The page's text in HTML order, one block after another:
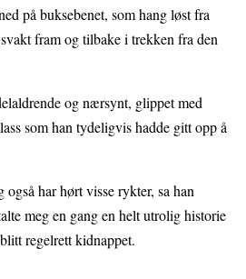
på buksebenet, som hang løst fra
fram og tilbake i trekken fra den
og nærsynt, glippet med
som han tydeligvis hadde gitt opp å
også har hørt visse rykter, sa han
meg en gang en helt utrolig historie
regelrett kidnappet.